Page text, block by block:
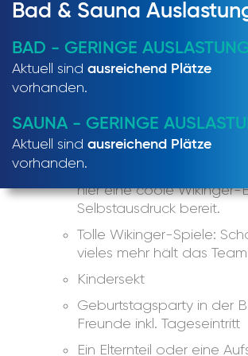
In der Sole Felsen
Kinder am
Wikingerhelden.
Highlights:
Coole Wikinger
hier eine coole
Selbstausdruck bereit.
Tolle Wikinger-Spiele:
vieles mehr hält das
Kindersekt
Geburtstagsparty in der
Freunde inkl. Tageseintritt
Ein Elternteil oder eine
Bad & Sauna
BAD - GERINGE
Aktuell sind ausreichend Plätze
vorhanden.
SAUNA - GERINGE
Aktuell sind ausreichend Plätze
vorhanden.